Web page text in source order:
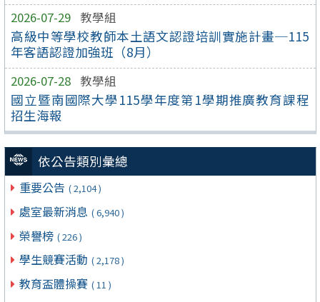
2026-07-29 教學組
高級中等學校教師本土語文認證培訓實施計畫─115
年客語認證加強班（8月）
2026-07-28 教學組
國立暨南國際大學115學年度第1學期推廣教育課程
招生海報
依公告類別彙總
重要公告 ( 2,104 )
處室最新消息 ( 6,940 )
榮譽榜 ( 226 )
學生競賽活動 ( 2,178 )
教育盃體操賽 ( 11 )